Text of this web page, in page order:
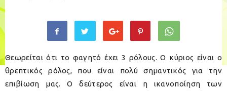
Θεωρείται ότι το φαγητό έχει 3 ρόλους. Ο κύριος είναι ο
θρεπτικός ρόλος, που είναι πολύ σημαντικός για την
επιβίωση μας. Ο δεύτερος είναι η ικανοποίηση των